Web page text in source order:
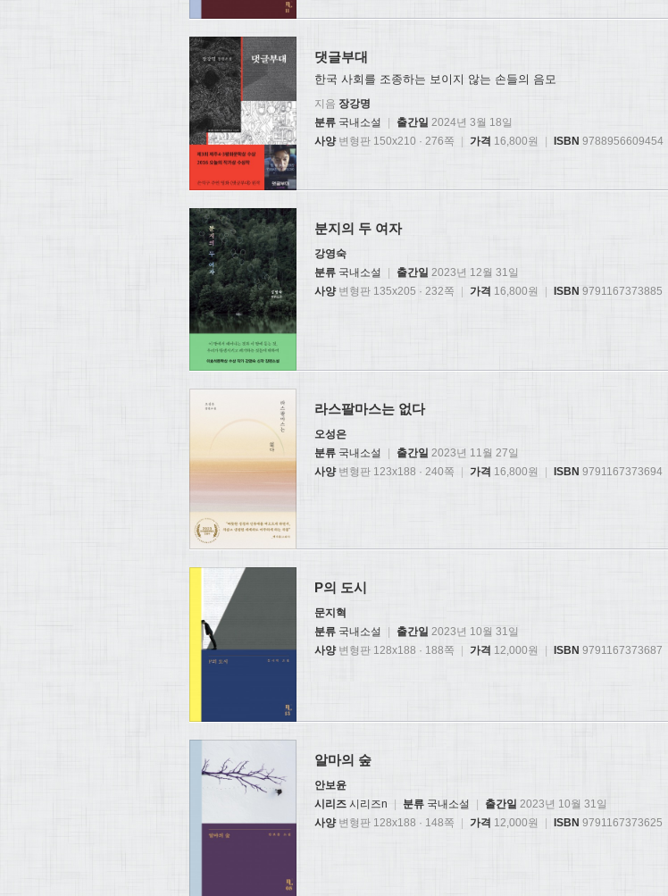
댓글부대
한국 사회를 조종하는 보이지 않는 손들의 음모
지음 장강명
분류 국내소설 출간일 2024년 3월 18일
사양변형판 150x210 · 276쪽 | 가격 16,800원 | ISBN 9788956609454
분지의 두 여자
강영숙
분류 국내소설 출간일 2023년 12월 31일
사양변형판 135x205 · 232쪽 | 가격 16,800원 | ISBN 9791167373885
라스팔마스는 없다
오성은
분류 국내소설 출간일 2023년 11월 27일
사양변형판 123x188 · 240쪽 | 가격 16,800원 | ISBN 9791167373694
P의 도시
문지혁
분류 국내소설 출간일 2023년 10월 31일
사양변형판 128x188 · 188쪽 | 가격 12,000원 | ISBN 9791167373687
알마의 숲
안보윤
시리즈 시리즈n 분류 국내소설 출간일 2023년 10월 31일
사양변형판 128x188 · 148쪽 가격 12,000원 ISBN 9791167373625